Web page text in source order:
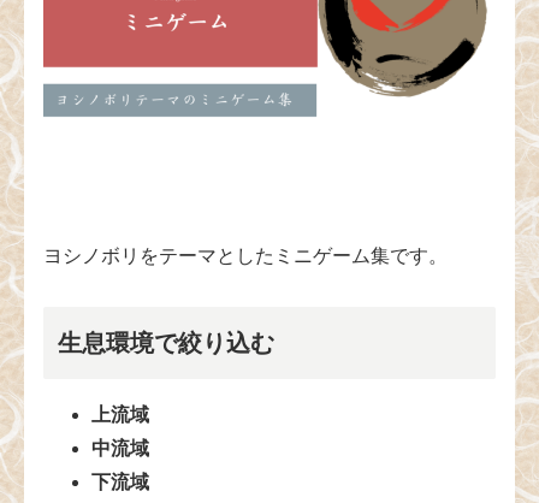
ヨシノボリをテーマとしたミニゲーム集です。
生息環境で絞り込む
上流域
中流域
下流域